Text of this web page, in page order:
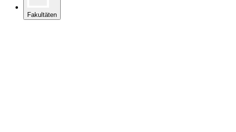
Fakultäten